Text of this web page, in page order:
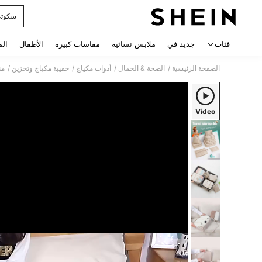
فئات جديد في ملابس نسائية مقاسات كبيرة الأطفال
الصفحة الرئيسية / الصحة & الجمال / أدوات مكياج / حقيبة مكياج وتخزين /
Video